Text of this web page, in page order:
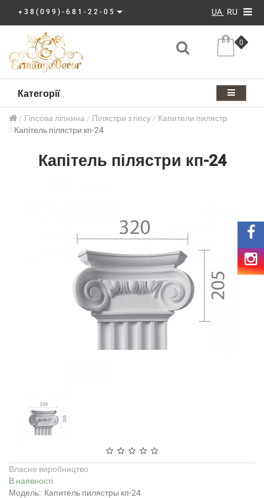
+38(099)-681-22-05 UA RU
0
Категорії
Гіпсова ліпнина Пілястри з гіпсу
Капители пилястр
Капітель пілястри кп-24
Капітель пілястри кп-24
Власне виробництво
В наявності
Модель: Капитель пилястры кп-24